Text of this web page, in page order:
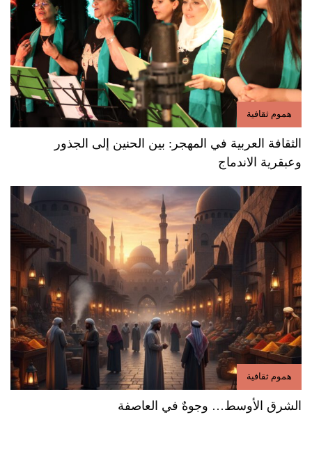
هموم ثقافية
الثقافة العربية في المهجر: بين الحنين إلى الجذور
وعبقرية الاندماج
هموم ثقافية
الشرق الأوسط… وجوهٌ في العاصفة